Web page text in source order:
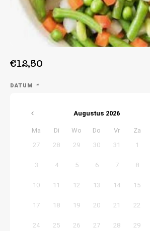
Week 39 | 21-09-2026 t/m 25-09-2026
€12,50
DATUM *
Augustus 2026
Ma
Di Wo Do Vr Za
27
28 29 30 31 1
3 4 5 6 7 8
10 11 12 13 14 15
17 18 19 20 21 22
24 25 26 27 28 29